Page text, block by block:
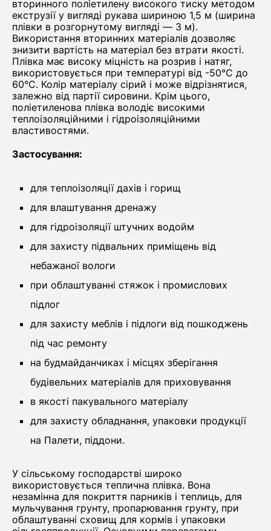
вторинного поліетилену високого тиску методом
екструзії у вигляді рукава шириною 1,5 м (ширина
плівки в розгорнутому вигляді ― 3 м).
Використання вторинних матеріалів дозволяє
знизити вартість на матеріал без втрати якості.
Плівка має високу міцність на розрив і натяг,
використовується при температурі від -50°C до
60°C. Колір матеріалу сірий і може відрізнятися,
залежно від партії сировини. Крім цього,
поліетиленова плівка володіє високими
теплоізоляційними і гідроізоляційними
властивостями.
Застосування:
для теплоізоляції дахів і горищ
для влаштування дренажу
для гідроізоляції штучних водойм
для захисту підвальних приміщень від
небажаної вологи
при облаштуванні стяжок і промислових
підлог
для захисту меблів і підлоги від пошкоджень
під час ремонту
на будмайданчиках і місцях зберігання
будівельних матеріалів для приховування
в якості пакувального матеріалу
для захисту обладнання, упаковки продукції
на Палети, піддони.
У сільському господарстві широко
використовується теплична плівка. Вона
незамінна для покриття парників і теплиць, для
мульчування грунту, пропарювання грунту, при
облаштуванні сховищ для кормів і упаковки